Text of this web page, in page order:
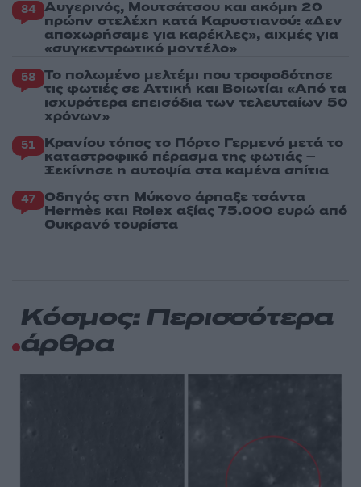
84 Αυγερινός, Μουτσάτσου και ακόμη 20
πρώην στελέχη κατά Καρυστιανού: «Δεν
αποχωρήσαμε για καρέκλες», αιχμές για
«συγκεντρωτικό μοντέλο»
58 Το πολωμένο μελτέμι που τροφοδότησε
τις φωτιές σε Αττική και Βοιωτία: «Από τα
ισχυρότερα επεισόδια των τελευταίων 50
χρόνων»
51 Κρανίου τόπος το Πόρτο Γερμενό μετά το
καταστροφικό πέρασμα της φωτιάς –
Ξεκίνησε η αυτοψία στα καμένα σπίτια
47 Οδηγός στη Μύκονο άρπαξε τσάντα
Hermès και Rolex αξίας 75.000 ευρώ από
Ουκρανό τουρίστα
Κόσμος: Περισσότερα
άρθρα